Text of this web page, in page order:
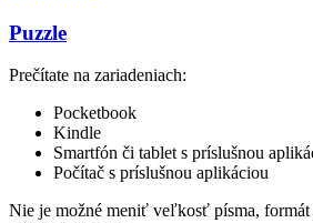
Puzzle
Prečítate na zariadeniach:
Pocketbook
Kindle
Smartfón či tablet s príslušnou
Počítač s príslušnou aplikáciou
Nie je možné meniť veľkosť písma,